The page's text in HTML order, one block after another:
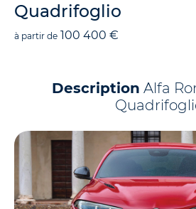
Quadrifoglio
à partir de 100 400 €
Description Alfa